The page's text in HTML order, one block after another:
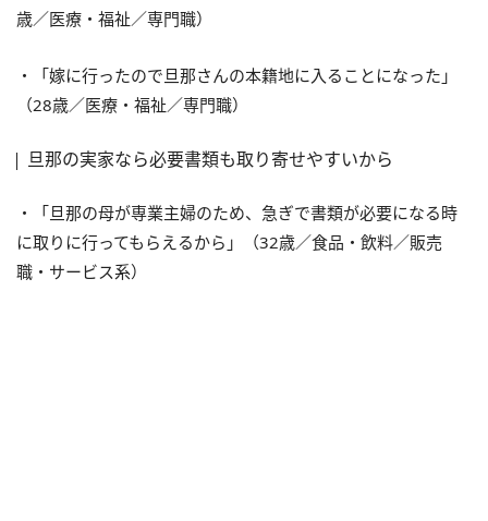
歳／医療・福祉／専門職）
・「嫁に行ったので旦那さんの本籍地に入ることになった」
（28歳／医療・福祉／専門職）
旦那の実家なら必要書類も取り寄せやすいから
・「旦那の母が専業主婦のため、急ぎで書類が必要になる時
に取りに行ってもらえるから」（32歳／食品・飲料／販売
職・サービス系）